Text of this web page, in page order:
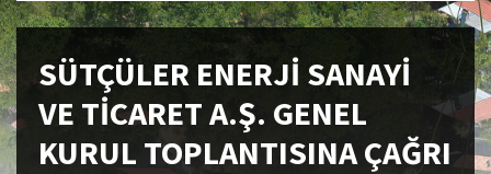
SÜTÇÜLER ENERJİ SANAYİ
VE TİCARET A.Ş. GENEL
KURUL TOPLANTISINA ÇAĞRI